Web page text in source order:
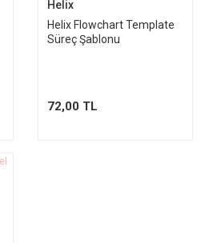
Helix
Helix Flowchart Template
Süreç Şablonu
72,00 TL